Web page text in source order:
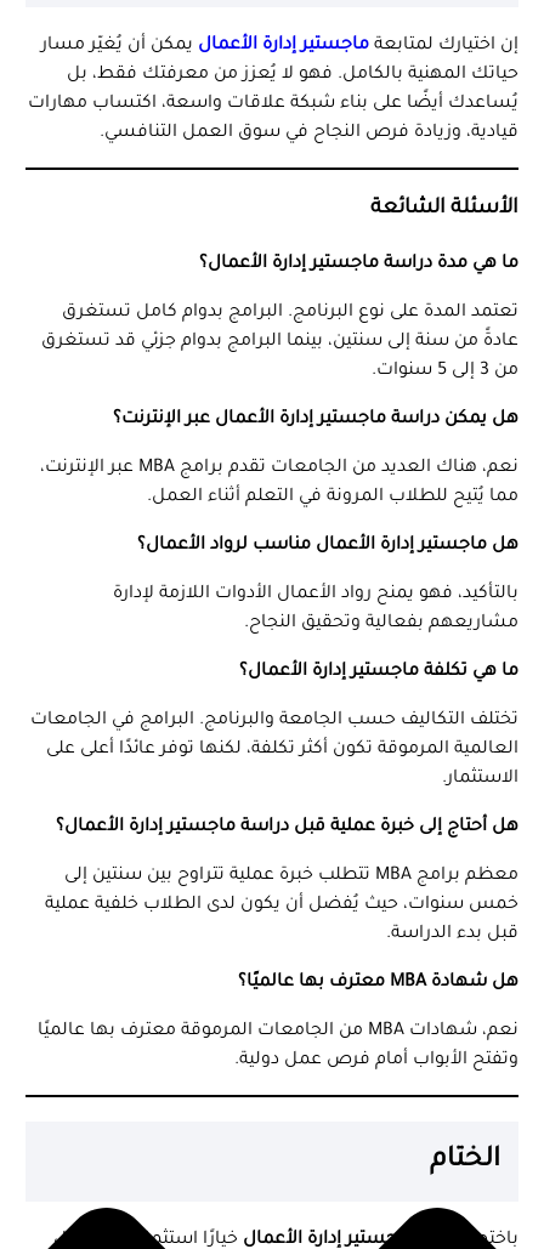
إن اختيارك لمتابعة ماجستير إدارة الأعمال يمكن أن يُغيّر مسار
حياتك المهنية بالكامل. فهو لا يُعزز من معرفتك فقط، بل
يُساعدك أيضًا على بناء شبكة علاقات واسعة، اكتساب مهارات
قيادية، وزيادة فرص النجاح في سوق العمل التنافسي.
الأسئلة الشائعة
ما هي مدة دراسة ماجستير إدارة الأعمال؟
تعتمد المدة على نوع البرنامج. البرامج بدوام كامل تستغرق
عادةً من سنة إلى سنتين، بينما البرامج بدوام جزئي قد تستغرق
من 3 إلى 5 سنوات.
هل يمكن دراسة ماجستير إدارة الأعمال عبر الإنترنت؟
نعم، هناك العديد من الجامعات تقدم برامج MBA عبر الإنترنت،
مما يُتيح للطلاب المرونة في التعلم أثناء العمل.
هل ماجستير إدارة الأعمال مناسب لرواد الأعمال؟
بالتأكيد، فهو يمنح رواد الأعمال الأدوات اللازمة لإدارة
مشاريعهم بفعالية وتحقيق النجاح.
ما هي تكلفة ماجستير إدارة الأعمال؟
تختلف التكاليف حسب الجامعة والبرنامج. البرامج في الجامعات
العالمية المرموقة تكون أكثر تكلفة، لكنها توفر عائدًا أعلى على
الاستثمار.
هل أحتاج إلى خبرة عملية قبل دراسة ماجستير إدارة الأعمال؟
معظم برامج MBA تتطلب خبرة عملية تتراوح بين سنتين إلى
خمس سنوات، حيث يُفضل أن يكون لدى الطلاب خلفية عملية
قبل بدء الدراسة.
هل شهادة MBA معترف بها عالميًا؟
نعم، شهادات MBA من الجامعات المرموقة معترف بها عالميًا
وتفتح الأبواب أمام فرص عمل دولية.
الختام
باختصار، يُعد ماجستير إدارة الأعمال خيارًا استثماريًا ذكيًا لكل